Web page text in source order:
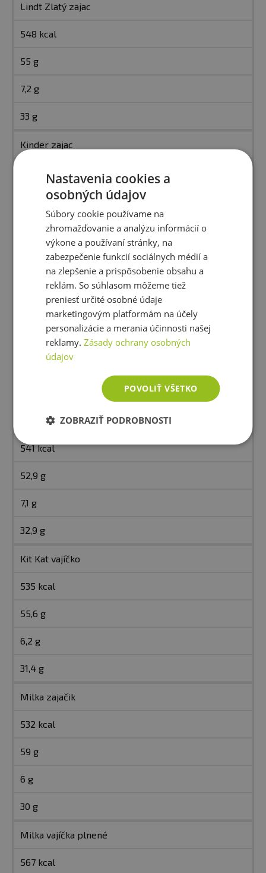
Lindt Zlatý zajac
548 kcal
55 g
7,2 g
33 g
Kinder zajac
576 kcal
Kinder schoko bons
573 kcal
Orion lentilky vajíčko
541 kcal
52,9 g
7,1 g
32,9 g
Kit Kat vajíčko
535 kcal
55,6 g
6,2 g
31,4 g
Milka zajačik
532 kcal
59 g
6 g
30 g
Milka vajíčka plnené
567 kcal
Nastavenia cookies a
osobných údajov
Súbory cookie používame na
zhromažďovanie a analýzu informácií o
výkone a používaní stránky, na
zabezpečenie funkcií sociálnych médií a
na zlepšenie a prispôsobenie obsahu a
reklám. So súhlasom môžeme tiež
preniesť určité osobné údaje
marketingovým platformám na účely
personalizácie a merania účinnosti našej
reklamy.Zásady ochrany osobných
údajov
POVOLIŤ VŠETKO
ZOBRAZIŤ PODROBNOSTI